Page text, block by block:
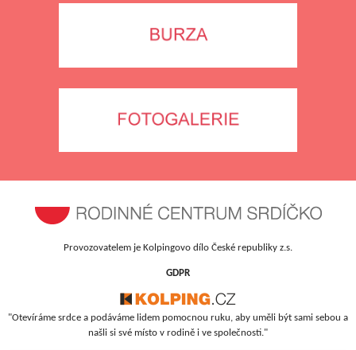
Provozovatelem je Kolpingovo dílo České republiky z.s.
GDPR
"Otevíráme srdce a podáváme lidem pomocnou ruku, aby uměli být sami sebou a
našli si své místo v rodině i ve společnosti."